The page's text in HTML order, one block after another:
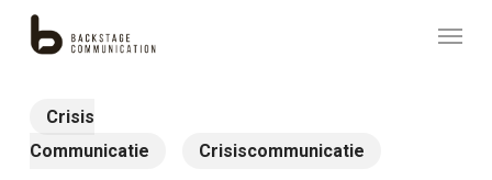
Skip
contentCrisis
Communicatie
Crisiscommunicatie